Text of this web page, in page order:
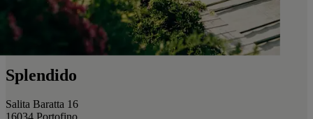
Splendido
Salita Baratta 16